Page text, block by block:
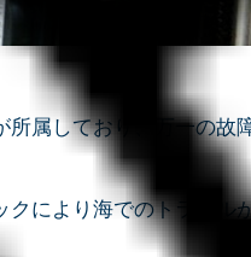
属しており、万一の故
により海でのトラブル